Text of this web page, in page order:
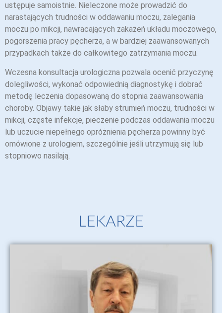
ustępuje samoistnie. Nieleczone może prowadzić do
narastających trudności w oddawaniu moczu, zalegania
moczu po mikcji, nawracających zakażeń układu moczowego,
pogorszenia pracy pęcherza, a w bardziej zaawansowanych
przypadkach także do całkowitego zatrzymania moczu.
Wczesna konsultacja urologiczna pozwala ocenić przyczynę
dolegliwości, wykonać odpowiednią diagnostykę i dobrać
metodę leczenia dopasowaną do stopnia zaawansowania
choroby. Objawy takie jak słaby strumień moczu, trudności w
mikcji, częste infekcje, pieczenie podczas oddawania moczu
lub uczucie niepełnego opróżnienia pęcherza powinny być
omówione z urologiem, szczególnie jeśli utrzymują się lub
stopniowo nasilają.
LEKARZE